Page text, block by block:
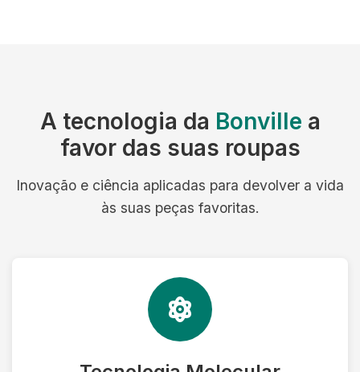
A tecnologia da Bonville a
favor das suas roupas
Inovação e ciência aplicadas para devolver a vida
às suas peças favoritas.